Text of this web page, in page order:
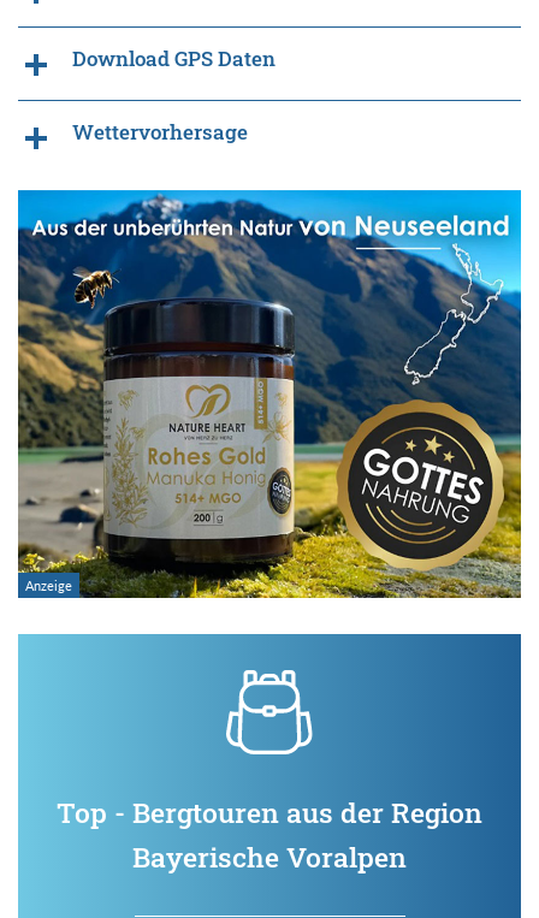
Download GPS Daten
Wettervorhersage
Top - Bergtouren aus der Region
Bayerische Voralpen